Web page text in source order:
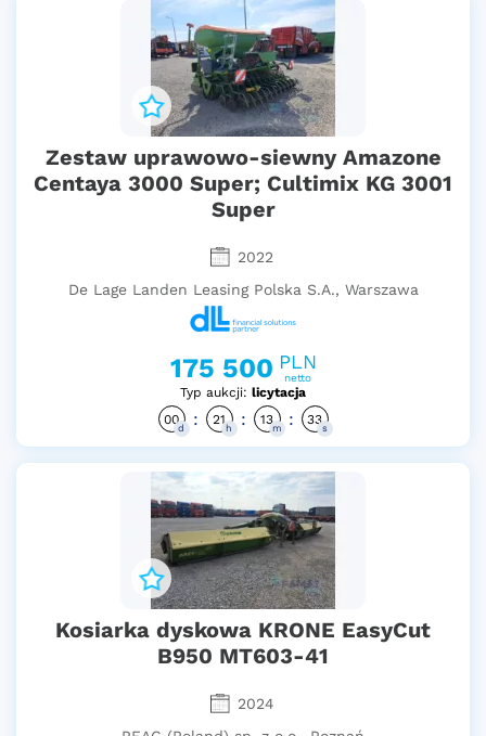
Zestaw uprawowo-siewny Amazone
Centaya 3000 Super; Cultimix KG 3001
Super
2022
De Lage Landen Leasing Polska S.A., Warszawa
175 500 PLN
netto
Typ aukcji: licytacja
00
d : 21
h : 13
m : 32
s
Kosiarka dyskowa KRONE EasyCut
B950 MT603-41
2024